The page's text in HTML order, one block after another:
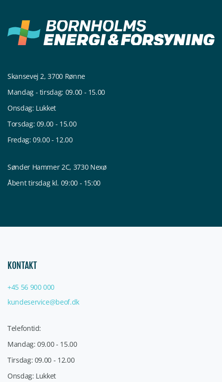
Skansevej 2, 3700 Rønne
Mandag - tirsdag: 09.00 - 15.00
Onsdag: Lukket
Torsdag: 09.00 - 15.00
Fredag: 09.00 - 12.00
Sønder Hammer 2C, 3730 Nexø
Åbent tirsdag kl. 09:00 - 15:00
KONTAKT
+45 56 900 000
kundeservice@beof.dk
Telefontid:
Mandag: 09.00 - 15.00
Tirsdag: 09.00 - 12.00
Onsdag: Lukket